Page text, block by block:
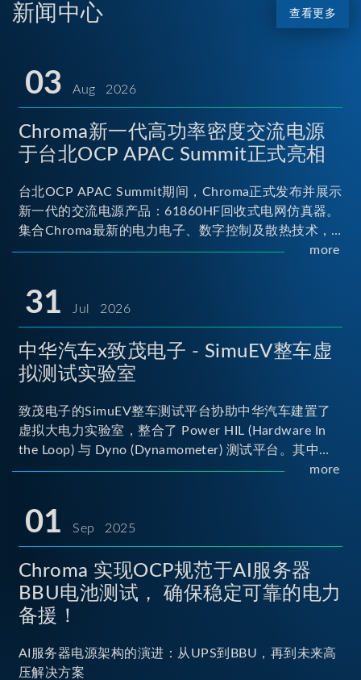
新闻中心 查看更多
03 Aug 2026
Chroma新一代高功率密度交流电源
于台北OCP APAC Summit正式亮相
台北OCP APAC Summit期间，Chroma正式发布并展示
新一代的交流电源产品：61860HF回收式电网仿真器。
集合Chroma最新的电力电子、数字控制及散热技术，
实现5U高度具备最大60kVA功率输出能力，为业界指针
more
31 Jul 2026
中华汽车x致茂电子 - SimuEV整车虚
拟测试实验室
致茂电子的SimuEV整车测试平台协助中华汽车建置了
虚拟大电力实验室，整合了 Power HIL (Hardware In
the Loop) 与 Dyno (Dynamometer) 测试平台。其中
Power HIL 建立OBC (Onboard Charger) 与 DC/DC转
马达待测物重现车辆行驶时的负载工况...
more
01 Sep 2025
Chroma 实现OCP规范于AI服务器
BBU电池测试， 确保稳定可靠的电力
备援！
AI服务器电源架构的演进：从UPS到BBU，再到未来高
压解决方案